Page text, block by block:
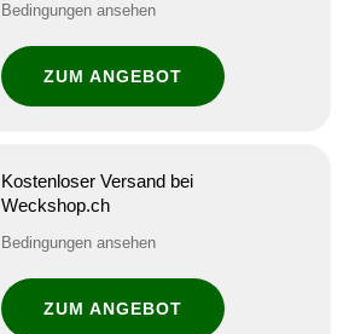
Bedingungen ansehen
ZUM ANGEBOT
Kostenloser Versand bei
Weckshop.ch
Bedingungen ansehen
ZUM ANGEBOT